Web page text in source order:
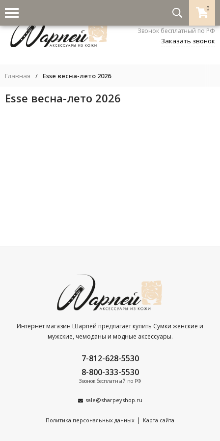
0
8-800-333-5530
Звонок бесплатный по РФ
Заказать звонок
Главная / Esse весна-лето 2026
Esse весна-лето 2026
Интернет магазин Шарпей предлагает купить Сумки женские и
мужские, чемоданы и модные аксессуары.
7-812-628-5530
8-800-333-5530
Звонок бесплатный по РФ
sale@sharpeyshop.ru
Политика персональных данных | Карта сайта